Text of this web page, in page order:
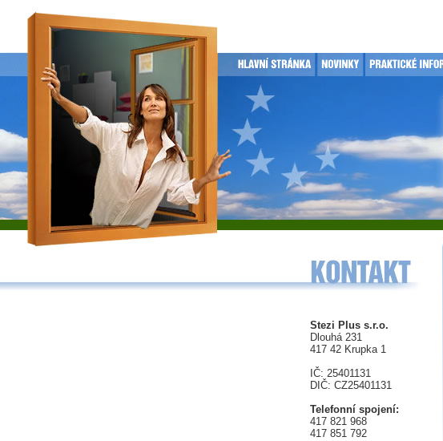
Stezi Plus s.r.o.
Dlouhá 231
417 42 Krupka 1
IČ: 25401131
DIČ: CZ25401131
Telefonní spojení:
417 821 968
417 851 792